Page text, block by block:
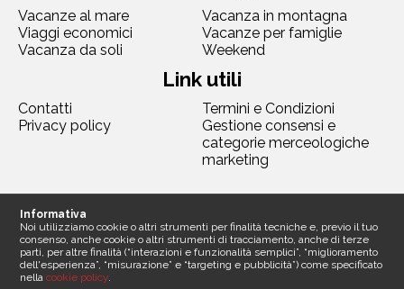
Vacanze al mare
Vacanza in montagna
Viaggi economici
Vacanze per famiglie
Vacanza da soli
Weekend
Link utili
Contatti
Termini e Condizioni
Privacy policy
Gestione consensi e
categorie merceologiche
marketing
Informativa
Noi utilizziamo cookie o altri strumenti per finalità tecniche e, previo il tuo
consenso, anche cookie o altri strumenti di tracciamento, anche di terze
parti, per altre finalità (“interazioni e funzionalità semplici”, “miglioramento
dell'esperienza”, “misurazione” e “targeting e pubblicità”) come specificato
nellacookie policy.